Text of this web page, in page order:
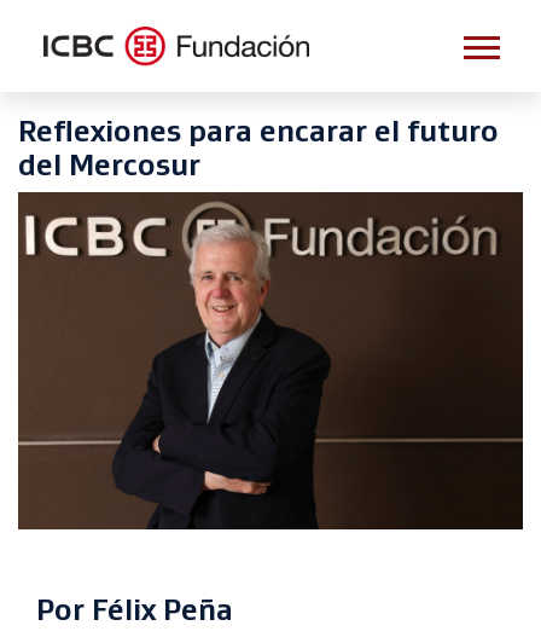
Reflexiones para encarar el futuro
del Mercosur
Por Félix Peña